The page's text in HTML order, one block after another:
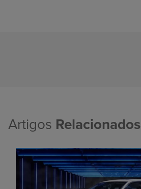
Artigos Relacionados